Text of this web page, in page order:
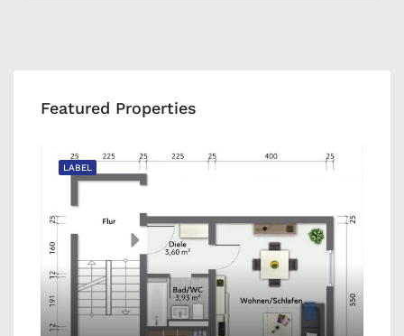
Featured Properties
LABEL